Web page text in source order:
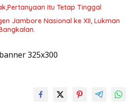
itu Tetap Tinggal
Jambore Nasional ke XII, Lukman